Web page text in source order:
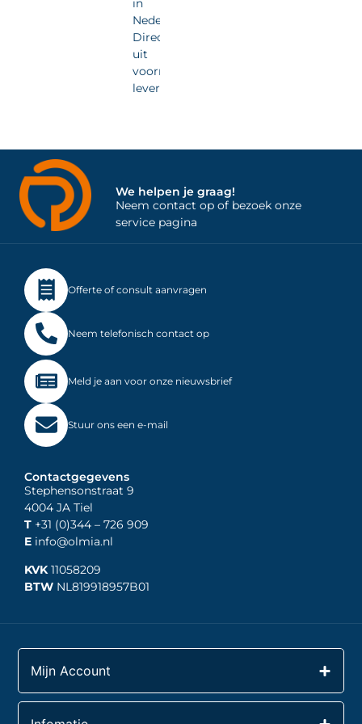
in
Nederland.
Direct
uit
voorraad
leverbaar.
We helpen je graag!
Neem contact op of bezoek onze
service pagina
Offerte of consult aanvragen
Neem telefonisch contact op
Meld je aan voor onze nieuwsbrief
Stuur ons een e-mail
Contactgegevens
Stephensonstraat 9
4004 JA Tiel
T +31 (0)344 – 726 909
E info@olmia.nl
KVK11058209
BTW NL819918957B01
Mijn Account